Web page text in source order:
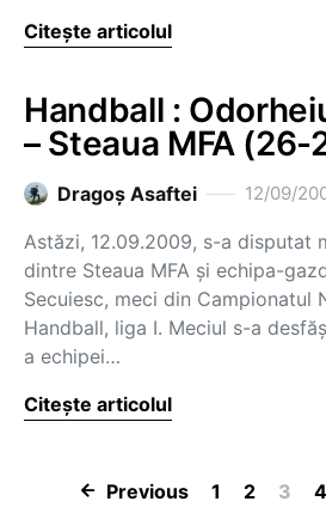
Citește articolul
Handball :
– Steaua MFA (26-
Dragoş Asaftei 12/09/
Astăzi, 12.09.2009, s-a disputat
dintre Steaua MFA şi echipa-
Secuiesc, meci din Campionatul
Handball, liga I. Meciul s-a
a echipei…
Citește articolul
Previous 1 2 3 4